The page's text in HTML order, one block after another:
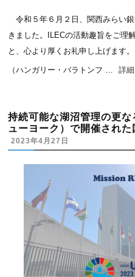
令和５年６月２日、関西みらい
きました。ILECの活動趣旨をご理
と、心より厚くお礼申し上げます
（ハンガリー・バラトンフ … 詳
持続可能な湖沼管理の更
ューヨーク）で開催され
2023年4月27日